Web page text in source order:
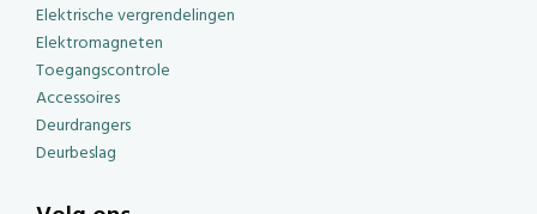
Elektrische vergrendelingen
Elektromagneten
Toegangscontrole
Accessoires
Deurdrangers
Deurbeslag